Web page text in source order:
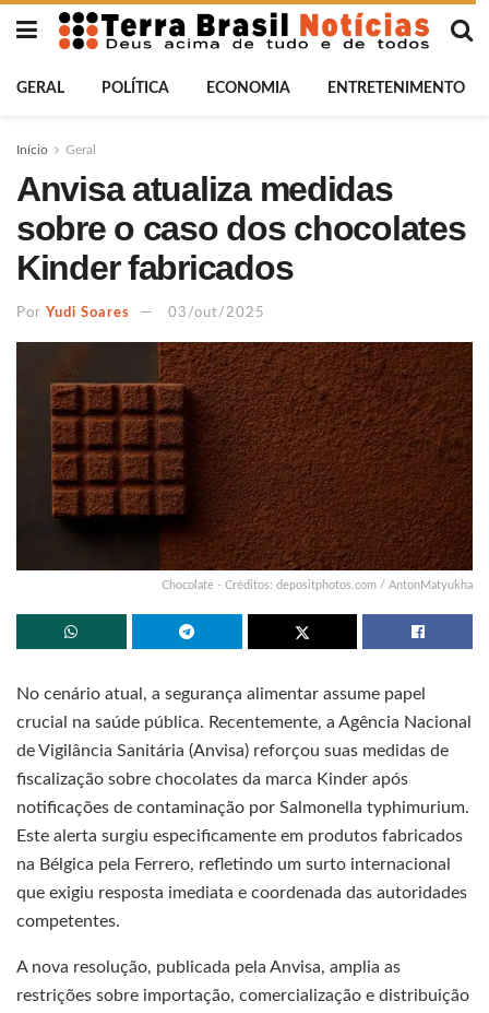
GERAL POLÍTICA ECONOMIA ENTRETENIMENTO
Início Geral
Anvisa atualiza medidas
sobre o caso dos chocolates
Kinder fabricados
Por Yudi Soares 03/out/2025
Chocolate - Créditos: depositphotos.com / AntonMatyukha
No cenário atual, a segurança alimentar assume papel
crucial na saúde pública. Recentemente, a Agência Nacional
de Vigilância Sanitária (Anvisa) reforçou suas medidas de
fiscalização sobre chocolates da marca Kinder após
notificações de contaminação por Salmonella typhimurium.
Este alerta surgiu especificamente em produtos fabricados
na Bélgica pela Ferrero, refletindo um surto internacional
que exigiu resposta imediata e coordenada das autoridades
competentes.
A nova resolução, publicada pela Anvisa, amplia as
restrições sobre importação, comercialização e distribuição